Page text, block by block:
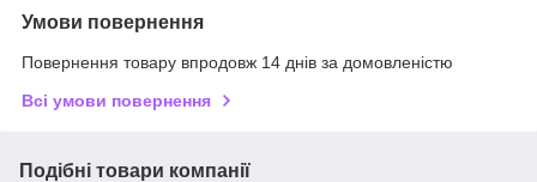
Умови повернення
Повернення товару впродовж 14 днів за домовленістю
Всі умови повернення
Подібні товари компанії